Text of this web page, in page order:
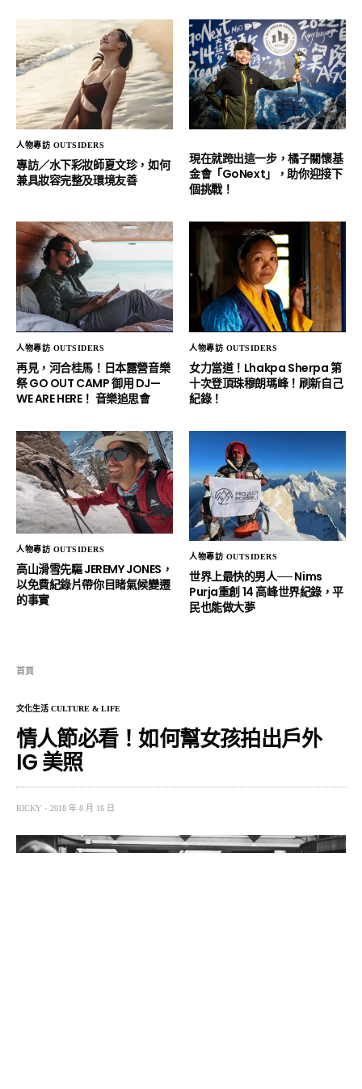
人物專訪 OUTSIDERS
專訪／水下彩妝師夏文珍，如何
兼具妝容完整及環境友善
現在就跨出這一步，橘子關懷基
金會「GoNext」，助你迎接下
個挑戰！
人物專訪 OUTSIDERS
再見，河合桂馬！日本露營音樂
祭 GO OUT CAMP 御用 DJ—
WE ARE HERE！ 音樂追思會
人物專訪 OUTSIDERS
女力當道！Lhakpa Sherpa 第
十次登頂珠穆朗瑪峰！刷新自己
紀錄！
人物專訪 OUTSIDERS
高山滑雪先驅 JEREMY JONES，
以免費紀錄片帶你目睹氣候變遷
的事實
人物專訪 OUTSIDERS
世界上最快的男人── Nims
Purja重創 14 高峰世界紀錄，平
民也能做大夢
首頁
文化生活 CULTURE & LIFE
情人節必看！如何幫女孩拍出戶外
IG 美照
RICKY 2018 年 8 月 16 日